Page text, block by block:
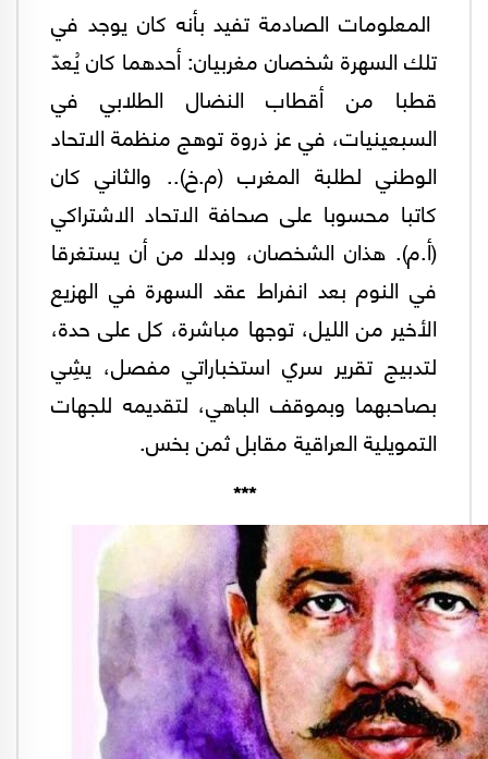
المعلومات الصادمة تفيد بأنه كان يوجد في
تلك السهرة شخصان مغربيان: أحدهما كان يُعدّ
قطبا من أقطاب النضال الطلابي في
السبعينيات، في عز ذروة توهج منظمة الاتحاد
الوطني لطلبة المغرب (م.خ).. والثاني كان
كاتبا محسوبا على صحافة الاتحاد الاشتراكي
(أ.م). هذان الشخصان، وبدلا من أن يستغرقا
في النوم بعد انفراط عقد السهرة في الهزيع
الأخير من الليل، توجها مباشرة، كل على حدة،
لتدبيج تقرير سري استخباراتي مفصل، يشِي
بصاحبهما وبموقف الباهي، لتقديمه للجهات
التمويلية العراقية مقابل ثمن بخس.
***